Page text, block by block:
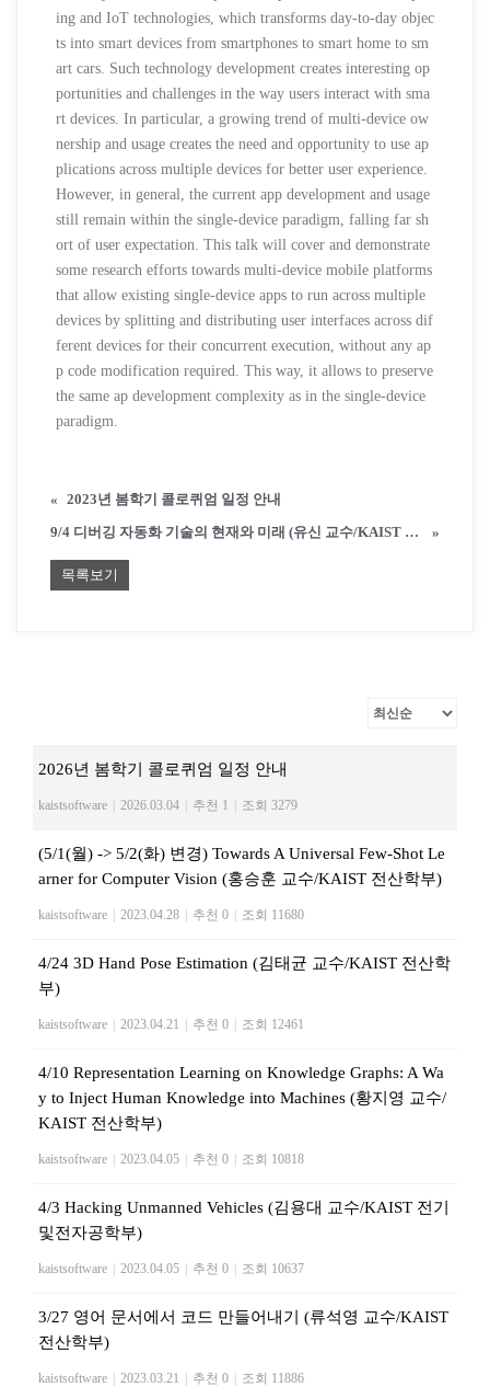
ing and IoT technologies, which transforms day-to-day objec
ts into smart devices from smartphones to smart home to sm
art cars. Such technology development creates interesting op
portunities and challenges in the way users interact with sma
rt devices. In particular, a growing trend of multi-device ow
nership and usage creates the need and opportunity to use ap
plications across multiple devices for better user experience.
However, in general, the current app development and usage
still remain within the single-device paradigm, falling far sh
ort of user expectation. This talk will cover and demonstrate
some research efforts towards multi-device mobile platforms
that allow existing single-device apps to run across multiple
devices by splitting and distributing user interfaces across dif
ferent devices for their concurrent execution, without any ap
p code modification required. This way, it allows to preserve
the same ap development complexity as in the single-device
paradigm.
« 2023년 봄학기 콜로퀴엄 일정 안내
9/4 디버깅 자동화 기술의 현재와 미래 (유신 교수/KAIST 전산학부)
»
목록보기
2026년 봄학기 콜로퀴엄 일정 안내
kaistsoftware 2026.03.04 추천 1 조회 3279
(5/1(월) -> 5/2(화) 변경) Towards A Universal Few-Shot Le
arner for Computer Vision (홍승훈 교수/KAIST 전산학부)
kaistsoftware 2023.04.28 추천 0 조회 11680
4/24 3D Hand Pose Estimation (김태균 교수/KAIST 전산학
부)
kaistsoftware 2023.04.21 추천 0 조회 12461
4/10 Representation Learning on Knowledge Graphs: A Wa
y to Inject Human Knowledge into Machines (황지영 교수/
KAIST 전산학부)
kaistsoftware 2023.04.05 추천 0 조회 10818
4/3 Hacking Unmanned Vehicles (김용대 교수/KAIST 전기
및전자공학부)
kaistsoftware 2023.04.05 추천 0 조회 10637
3/27 영어 문서에서 코드 만들어내기 (류석영 교수/KAIST
전산학부)
kaistsoftware 2023.03.21 추천 0 조회 11886